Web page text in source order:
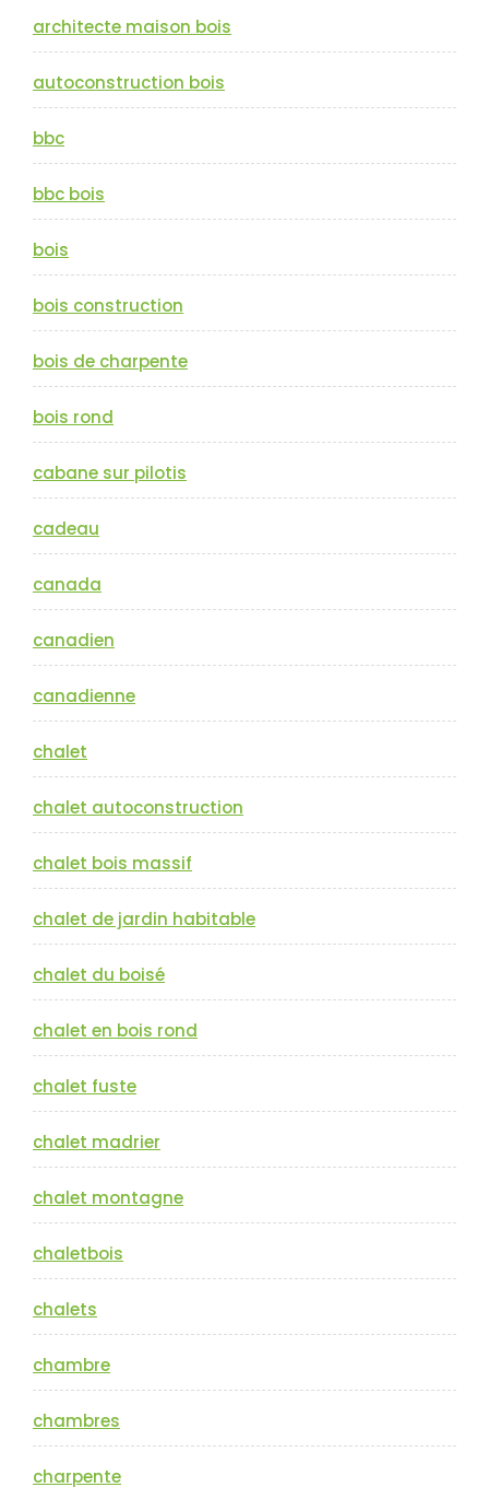
architecte maison bois
autoconstruction bois
bbc
bbc bois
bois
bois construction
bois de charpente
bois rond
cabane sur pilotis
cadeau
canada
canadien
canadienne
chalet
chalet autoconstruction
chalet bois massif
chalet de jardin habitable
chalet du boisé
chalet en bois rond
chalet fuste
chalet madrier
chalet montagne
chaletbois
chalets
chambre
chambres
charpente